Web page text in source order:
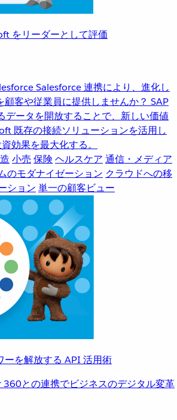
をリーダーとして評価
Salesforce 連携により、進化し
客や従業員に提供しませんか？ SAP
データを開放することで、新しい価値
既存の接続ソリューションを活用し
効果を最大化する。
小売 保険 ヘルスケア 通信・メディア
のモダナイゼーション クラウドへの移
ション 単一の顧客ビュー
ーを解放する API 活用術
との連携でビジネスのデジタル変革